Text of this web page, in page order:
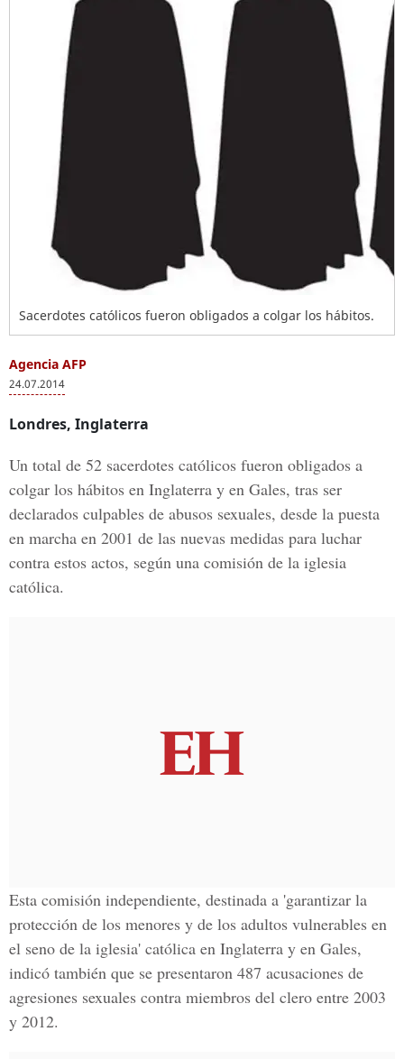
Sacerdotes católicos fueron obligados a colgar los hábitos.
Agencia AFP
24.07.2014
Londres, Inglaterra
Un total de 52 sacerdotes católicos fueron obligados a
colgar los hábitos en Inglaterra y en Gales, tras ser
declarados culpables de abusos sexuales, desde la puesta
en marcha en 2001 de las nuevas medidas para luchar
contra estos actos, según una comisión de la iglesia
católica.
Esta comisión independiente, destinada a 'garantizar la
protección de los menores y de los adultos vulnerables en
el seno de la iglesia' católica en Inglaterra y en Gales,
indicó también que se presentaron 487 acusaciones de
agresiones sexuales contra miembros del clero entre 2003
y 2012.